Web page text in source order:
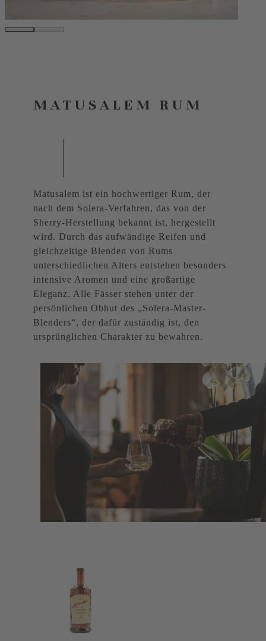
MATUSALEM RUM
Matusalem ist ein hochwertiger Rum, der
nach dem Solera-Verfahren, das von der
Sherry-Herstellung bekannt ist, hergestellt
wird. Durch das aufwändige Reifen und
gleichzeitige Blenden von Rums
unterschiedlichen Alters entstehen besonders
intensive Aromen und eine großartige
Eleganz. Alle Fässer stehen unter der
persönlichen Obhut des „Solera-Master-
Blenders“, der dafür zuständig ist, den
ursprünglichen Charakter zu bewahren.